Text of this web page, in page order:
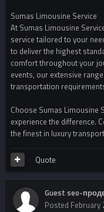
Sumas Limousine Service
At Sumas Limousine
service tailored to your
to deliver the highest
comfort throughout your
events, our extensive
transportation
Choose Sumas Limousine
experience the difference.
the finest in luxury
Quote
Guest seo-
Posted February